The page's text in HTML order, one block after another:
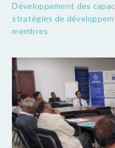
Développement des
stratégies de
membres